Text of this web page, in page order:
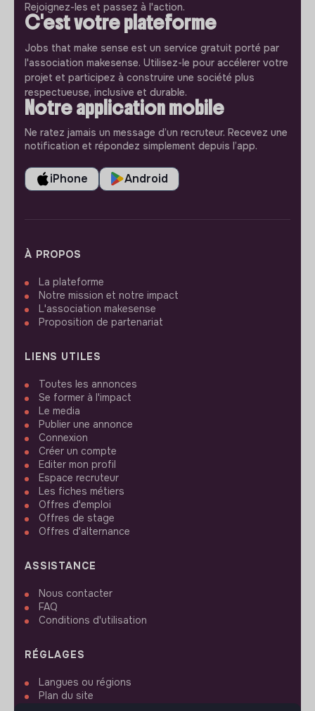
Rejoignez-les et passez à l'action.
C'est votre plateforme
Jobs that make sense est un service gratuit porté par
l'association makesense. Utilisez-le pour accélerer votre
projet et participez à construire une société plus
respectueuse, inclusive et durable.
Notre application mobile
Ne ratez jamais un message d’un recruteur. Recevez une
notification et répondez simplement depuis l’app.
iPhone Android
À PROPOS
La plateforme
Notre mission et notre impact
L'association makesense
Proposition de partenariat
LIENS UTILES
Toutes les annonces
Se former à l'impact
Le media
Publier une annonce
Connexion
Créer un compte
Editer mon profil
Espace recruteur
Les fiches métiers
Offres d'emploi
Offres de stage
Offres d'alternance
ASSISTANCE
Nous contacter
FAQ
Conditions d'utilisation
RÉGLAGES
Langues ou régions
Plan du site